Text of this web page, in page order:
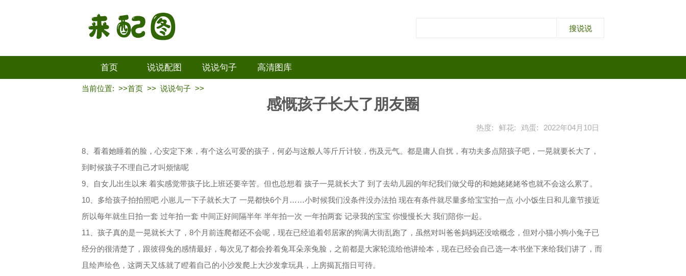
首页 说说配图 说说句子 高清图库
当前位置: >>首页 >> 说说句子 >>
感慨孩子长大了朋友圈
热度: 鲜花: 鸡蛋: 2022年04月10日
8、看着她睡着的脸，心安定下来，有个这么可爱的孩子，何必与这般人等斤斤计较，伤及元气。都是庸人自扰，有功夫多点陪孩子吧，一晃就要长大了，
到时候孩子不理自己才叫烦恼呢
9、自女儿出生以来 着实感觉带孩子比上班还要辛苦。但也总想着 孩子一晃就长大了 到了去幼儿园的年纪我们做父母的和她姥姥姥爷也就不会这么累了。
10、多给孩子拍拍照吧 小崽儿一下子就长大了 一晃都快6个月……小时候我们没条件没办法拍 现在有条件就尽量多给宝宝拍一点 小小饭生日和儿童节接近
所以每年就生日拍一套 过年拍一套 中间正好间隔半年 半年拍一次 一年拍两套 记录我的宝宝 你慢慢长大 我们陪你一起。
11、孩子真的是一晃就长大了，8个月前连爬都还不会呢，现在已经追着邻居家的狗满大街乱跑了，虽然对叫爸爸妈妈还没啥概念，但对小猫小狗小兔子已
经分的很清楚了，跟彼得兔的感情最好，每次见了都会拎着兔耳朵亲兔脸，之前都是大家轮流给他讲绘本，现在已经会自己选一本书坐下来给我们讲了，而
且绘声绘色，这两天又练就了瞪着自己的小沙发爬上大沙发拿玩具，上房揭瓦指日可待。